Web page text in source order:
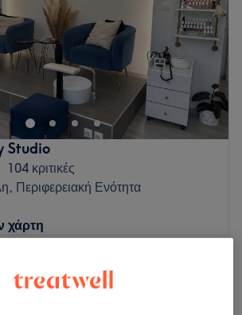
Studio
104 κριτικές
Περιφερειακή Ενότητα
χάρτη
το κατάστημα